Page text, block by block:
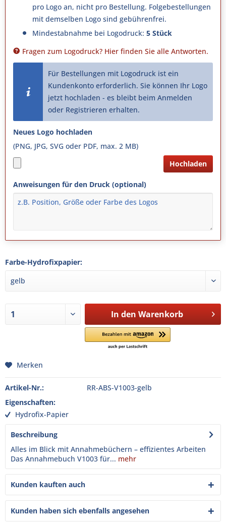
pro Logo an, nicht pro Bestellung. Folgebestellungen
mit demselben Logo sind gebührenfrei.
Mindestabnahme bei Logodruck: 5 Stück
Fragen zum Logodruck? Hier finden Sie alle Antworten.
Für Bestellungen mit Logodruck ist ein
Kundenkonto erforderlich. Sie können Ihr Logo
jetzt hochladen - es bleibt beim Anmelden
oder Registrieren erhalten.
Neues Logo hochladen
(PNG, JPG, SVG oder PDF, max. 2 MB)
Hochladen
Anweisungen für den Druck (optional)
Farbe-Hydrofixpapier:
In den Warenkorb
Merken
Artikel-Nr.:
RR-ABS-V1003-gelb
Eigenschaften:
Hydrofix-Papier
Beschreibung
Alles im Blick mit Annahmebüchern – effizientes Arbeiten
Das Annahmebuch V1003 für... mehr
Kunden kauften auch
Kunden haben sich ebenfalls angesehen